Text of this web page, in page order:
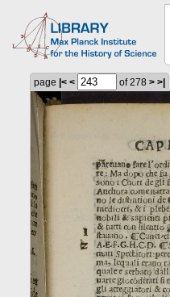
page |< < of 278 > >|